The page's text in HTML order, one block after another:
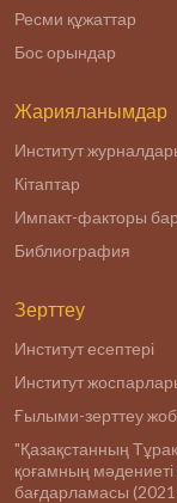
Ресми құжаттар
Бос орындар
Жарияланымдар
Институт
Кітаптар
Импакт-факторы
Библиография
Зерттеу
Институт есептері
Институт
Ғылыми-зерттеу
"Қазақстанның
қоғамның
бағдарламасы